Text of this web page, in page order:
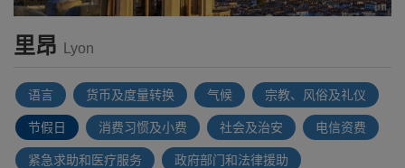
里昂 Lyon
语言 货币及度量转换 气候 宗教、风俗及礼仪
节假日 消费习惯及小费 社会及治安 电信资费
紧急求助和医疗服务 政府部门和法律援助